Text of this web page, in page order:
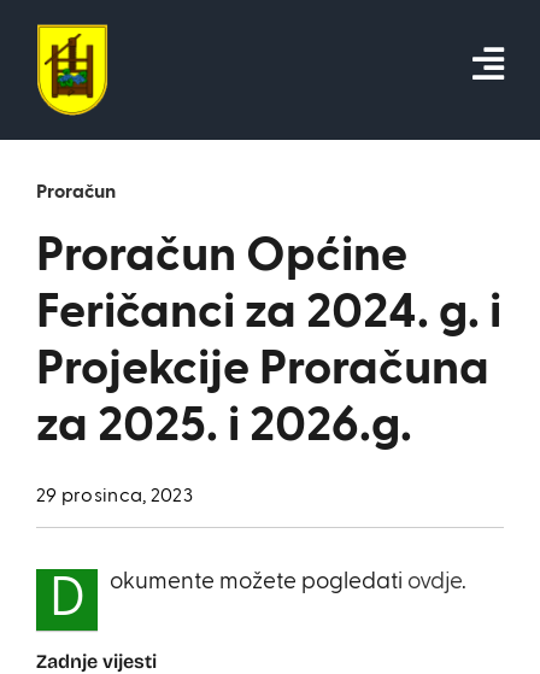
content
Proračun
Proračun Općine
Feričanci za 2024. g. i
Projekcije Proračuna
za 2025. i 2026.g.
29 prosinca, 2023
D okumente možete pogledati ovdje.
Zadnje vijesti